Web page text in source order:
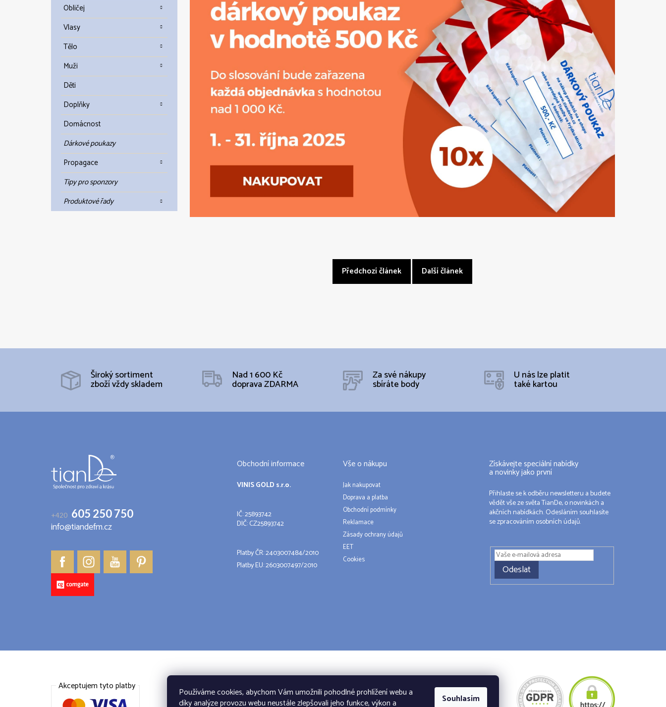
Používáme cookies, abychom Vám umožnili pohodlné prohlížení webu a
díky analýze provozu webu neustále zlepšovali jeho funkce, výkon a
Souhlasím
Obličej
Vlasy
Tělo
Muži
Děti
Doplňky
Domácnost
Dárkové poukazy
Propagace
Tipy pro sponzory
Produktové řady
Předchozí článek Další článek
Široký sortiment
zboží vždy skladem
Nad 1 600 Kč
doprava ZDARMA
Za své nákupy
sbíráte body
U nás lze platit
také kartou
Z
+420 605 250 750
info@tiandefm.cz
Obchodní informace
VINIS GOLD s.r.o.
IČ: 25893742
DIČ: CZ25893742
Platby ČR: 2403007484/2010
Platby EU: 2603007497/2010
Vše o nákupu
Jak nakupovat
Doprava a platba
Obchodní podmínky
Reklamace
Zásady ochrany údajů
EET
Cookies
Získávejte speciální nabídky
a novinky jako první
Přihlaste se k odběru newsletteru a budete
vědět vše ze světa TianDe, o novinkách a
akčních nabídkách. Odesláním souhlasíte
se zpracováním osobních údajů.
Odeslat
Akceptujem tyto platby Doprava